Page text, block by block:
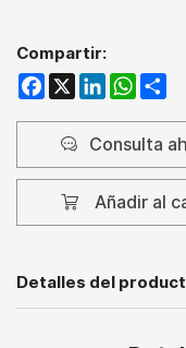
Compartir:
Facebook
X LinkedIn
WhatsApp
Share
Consulta
Añadir al
Detalles del